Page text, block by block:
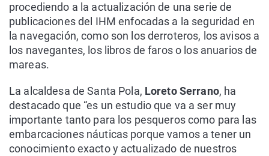
procediendo a la actualización de una serie de
publicaciones del IHM enfocadas a la seguridad en
la navegación, como son los derroteros, los avisos a
los navegantes, los libros de faros o los anuarios de
mareas.
La alcaldesa de Santa Pola, Loreto Serrano, ha
destacado que “es un estudio que va a ser muy
importante tanto para los pesqueros como para las
embarcaciones náuticas porque vamos a tener un
conocimiento exacto y actualizado de nuestros